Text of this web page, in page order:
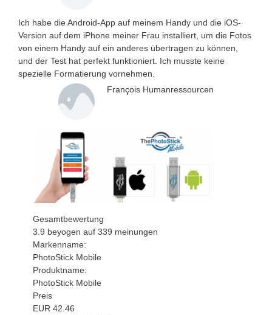
Ich habe die Android-App auf meinem Handy und die iOS-
Version auf dem iPhone meiner Frau installiert, um die Fotos
von einem Handy auf ein anderes übertragen zu können,
und der Test hat perfekt funktioniert. Ich musste keine
spezielle Formatierung vornehmen.
François Humanressourcen
Gesamtbewertung
3.9 beyogen auf339 meinungen
Markenname:
PhotoStick Mobile
Produktname:
PhotoStick Mobile
Preis
EUR 42.46